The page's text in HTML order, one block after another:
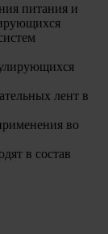
питания и
лент в
во
в состав